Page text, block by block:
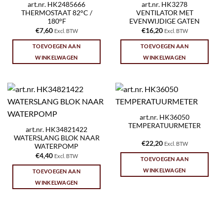
art.nr. HK2485666
THERMOSTAAT 82°C /
180°F
€7,60 Excl. BTW
TOEVOEGEN AAN
WINKELWAGEN
art.nr. HK3278
VENTILATOR MET
EVENWIJDIGE GATEN
€16,20 Excl. BTW
TOEVOEGEN AAN
WINKELWAGEN
art.nr. HK34821422
WATERSLANG BLOK NAAR
WATERPOMP
€4,40 Excl. BTW
TOEVOEGEN AAN
WINKELWAGEN
art.nr. HK36050
TEMPERATUURMETER
€22,20 Excl. BTW
TOEVOEGEN AAN
WINKELWAGEN